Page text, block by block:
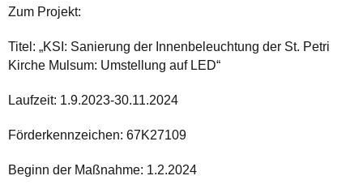
Zum Projekt:
Titel: „KSI: Sanierung der Innenbeleuchtung der St. Petri
Kirche Mulsum: Umstellung auf LED“
Laufzeit: 1.9.2023-30.11.2024
Förderkennzeichen: 67K27109
Beginn der Maßnahme: 1.2.2024